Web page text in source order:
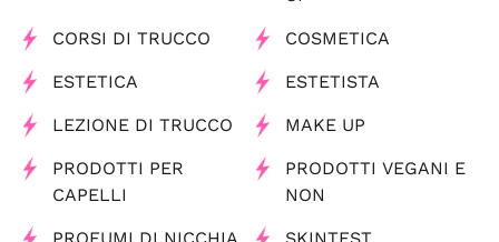
CORSI DI TRUCCO COSMETICA
ESTETICA ESTETISTA
LEZIONE DI TRUCCO MAKE UP
PRODOTTI PER
CAPELLI
PRODOTTI VEGANI E
NON